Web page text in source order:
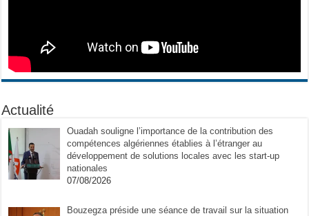
Actualité
Ouadah souligne l’importance de la contribution des
compétences algériennes établies à l’étranger au
développement de solutions locales avec les start-up
nationales
07/08/2026
Bouzegza préside une séance de travail sur la situation